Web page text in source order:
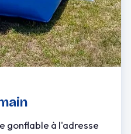
gonflable à l'adresse